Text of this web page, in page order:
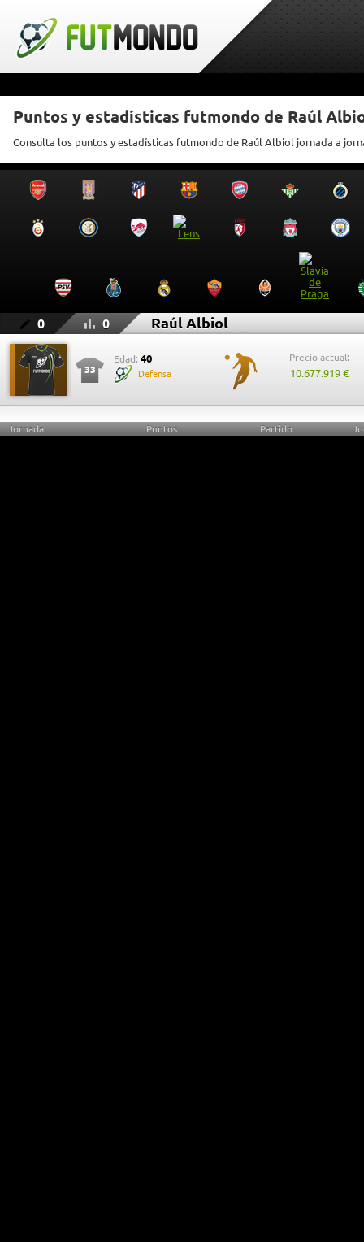
Puntos y estadísticas futmondo de Raúl
Consulta los puntos y estadísticas futmondo de Raúl Albiol jornada a
0 0 Raúl Albiol
33
Edad: 40
Defensa
Precio actual:
10.677.919 €
Jornada Puntos Partido